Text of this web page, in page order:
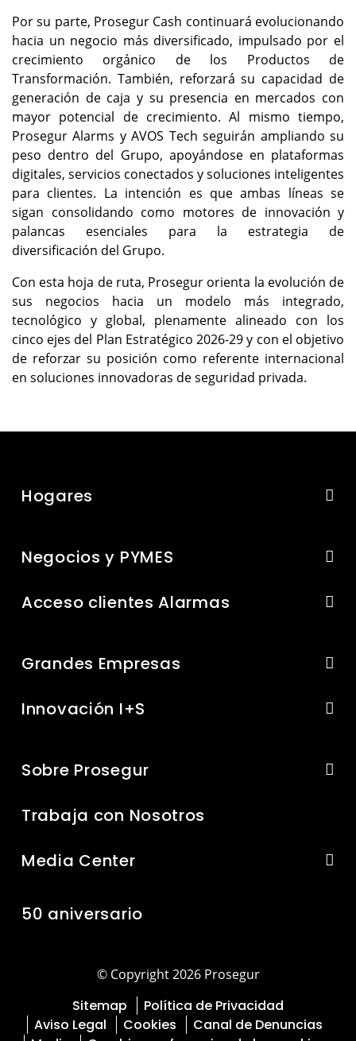
Por su parte, Prosegur Cash continuará evolucionando
hacia un negocio más diversificado, impulsado por el
crecimiento orgánico de los Productos de
Transformación. También, reforzará su capacidad de
generación de caja y su presencia en mercados con
mayor potencial de crecimiento. Al mismo tiempo,
Prosegur Alarms y AVOS Tech seguirán ampliando su
peso dentro del Grupo, apoyándose en plataformas
digitales, servicios conectados y soluciones inteligentes
para clientes. La intención es que ambas líneas se
sigan consolidando como motores de innovación y
palancas esenciales para la estrategia de
diversificación del Grupo.
Con esta hoja de ruta, Prosegur orienta la evolución de
sus negocios hacia un modelo más integrado,
tecnológico y global, plenamente alineado con los
cinco ejes del Plan Estratégico 2026-29 y con el objetivo
de reforzar su posición como referente internacional
en soluciones innovadoras de seguridad privada.
Hogares
Negocios y PYMES
Acceso clientes Alarmas
Grandes Empresas
Innovación I+S
Sobre Prosegur
Trabaja con Nosotros
Media Center
50 aniversario
© Copyright 2026 Prosegur
Sitemap
Política de Privacidad
Aviso Legal
Cookies
Canal de Denuncias